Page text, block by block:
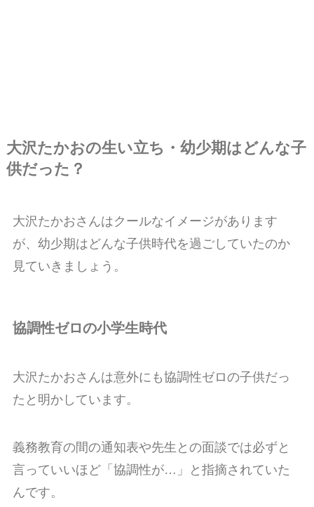
大沢たかおの生い立ち・幼少期はどんな子
供だった？
大沢たかおさんはクールなイメージがあります
が、幼少期はどんな子供時代を過ごしていたのか
見ていきましょう。
協調性ゼロの小学生時代
大沢たかおさんは意外にも協調性ゼロの子供だっ
たと明かしています。
義務教育の間の通知表や先生との面談では必ずと
言っていいほど「協調性が…」と指摘されていた
んです。